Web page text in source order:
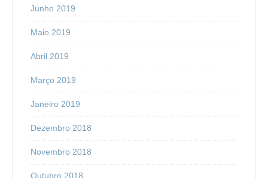
Junho 2019
Maio 2019
Abril 2019
Março 2019
Janeiro 2019
Dezembro 2018
Novembro 2018
Outubro 2018